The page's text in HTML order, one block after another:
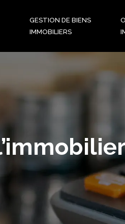
GESTION DE BIENS
IMMOBILIERS